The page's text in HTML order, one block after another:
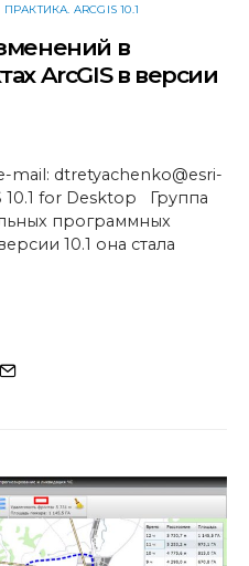
ARCGIS 10.1
в
ArcGIS в версии
mail: dtretyachenko@esri-
10.1 for Desktop Группа
программных
10.1 она стала